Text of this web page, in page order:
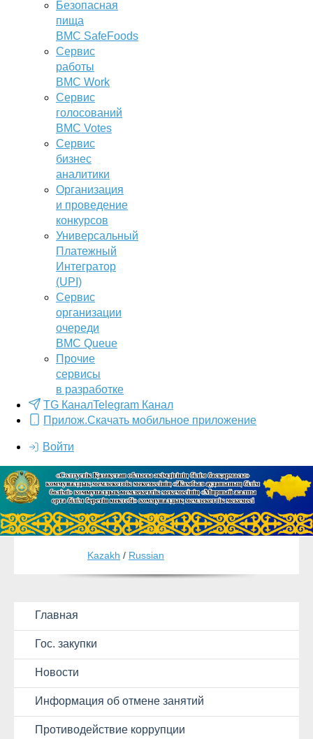
Безопасная
пища
BMC SafeFoods
Сервис
работы
BMC Work
Сервис
голосований
BMC Votes
Сервис
бизнес
аналитики
Организация
и проведение
конкурсов
Универсальный
Платежный
Интегратор
(UPI)
Сервис
организации
очереди
BMC Queue
Прочие
сервисы
в разработке
TG КаналTelegram Канал
Прилож.Скачать мобильное приложение
Войти
Kazakh / Russian
Главная
Гос. закупки
Новости
Информация об отмене занятий
Противодействие коррупции